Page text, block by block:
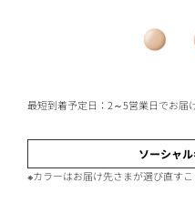
最短到着予定日：2～5営業日でお届
ソーシャ
※カラーはお届け先さまが選び直すこ